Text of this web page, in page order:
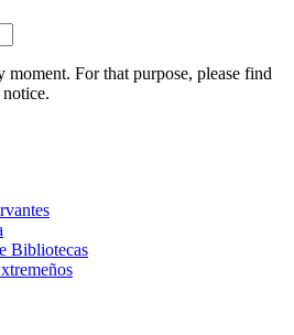
moment. For that purpose, please find
Bibliotecas